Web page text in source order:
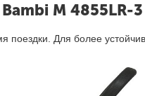
Bambi M 4855LR-3
Для более